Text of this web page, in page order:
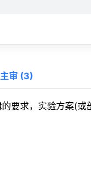
主审 (3)
要求，实验方案(或